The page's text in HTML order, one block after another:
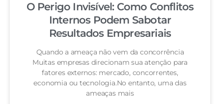
O Perigo Invisível: Como Conflitos
Internos Podem Sabotar
Resultados Empresariais
Quando a ameaça não vem da concorrência
Muitas empresas direcionam sua atenção para
fatores externos: mercado, concorrentes,
economia ou tecnologia.No entanto, uma das
ameaças mais